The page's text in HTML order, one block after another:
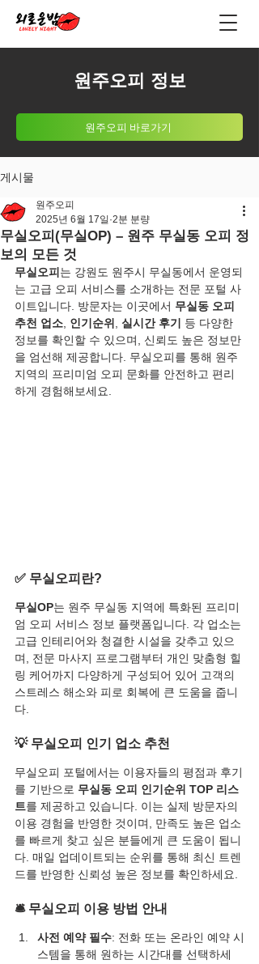
원주오피 정보
원주오피 바로가기
게시물
무실오피(무실OP) – 원주 무실동 오피 정
보의 모든 것
원주오피
2025년 6월 17일 2분 분량
무실오피 는 강원도 원주시 무실동에서 운영되
는 고급 오피 서비스를 소개하는 전문 포털 사
이트입니다. 방문자는 이곳에서 무실동 오피
추천 업소 인기순위 실시간 후기
등 다양한
정보를 확인할 수 있으며, 신뢰도 높은 정보만
을 엄선해 제공합니다. 무실오피를 통해 원주
지역의 프리미엄 오피 문화를 안전하고 편리
하게 경험해보세요.
✅ 무실오피란?
무실OP는 원주 무실동 지역에 특화된 프리미
엄 오피 서비스 정보 플랫폼입니다. 각 업소는
고급 인테리어와 청결한 시설을 갖추고 있으
며, 전문 마사지 프로그램부터 개인 맞춤형 힐
링 케어까지 다양하게 구성되어 있어 고객의
스트레스 해소와 피로 회복에 큰 도움을 줍니
다.
💡 무실오피 인기 업소 추천
무실오피 포털에서는 이용자들의 평점과 후기
를 기반으로 무실동 오피 인기순위 TOP 리스
트를 제공하고 있습니다. 이는 실제 방문자의
이용 경험을 반영한 것이며, 만족도 높은 업소
를 빠르게 찾고 싶은 분들에게 큰 도움이 됩니
다. 매일 업데이트되는 순위를 통해 최신 트렌
드를 반영한 신뢰성 높은 정보를 확인하세요.
🛎 무실오피 이용 방법 안내
사전 예약 필수: 전화 또는 온라인 예약 시
스템을 통해 원하는 시간대를 선택하세